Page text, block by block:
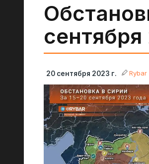
20 сентября 2023 г. Rybar